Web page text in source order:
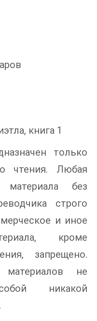
книга 1
только
чтения. Любая
материала без
строго
и иное
кроме
запрещено.
материалов не
никакой